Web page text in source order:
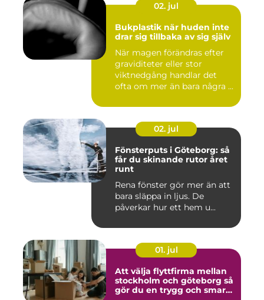
02. jul
Bukplastik när huden inte
drar sig tillbaka av sig själv
När magen förändras efter
graviditeter eller stor
viktnedgång handlar det
ofta om mer än bara några ...
02. jul
Fönsterputs i Göteborg: så
får du skinande rutor året
runt
Rena fönster gör mer än att
bara släppa in ljus. De
påverkar hur ett hem u...
01. jul
Att välja flyttfirma mellan
stockholm och göteborg så
gör du en trygg och smart